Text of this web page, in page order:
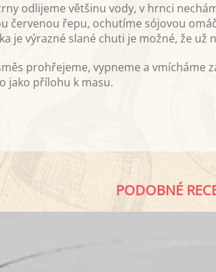
odlijeme většinu vody, v hrnci
červenou řepu, ochutíme sójovou
je výrazné slané chuti je možné, že
prohřejeme, vypneme a vmícháme
jako přílohu k masu.
PODOBNÉ